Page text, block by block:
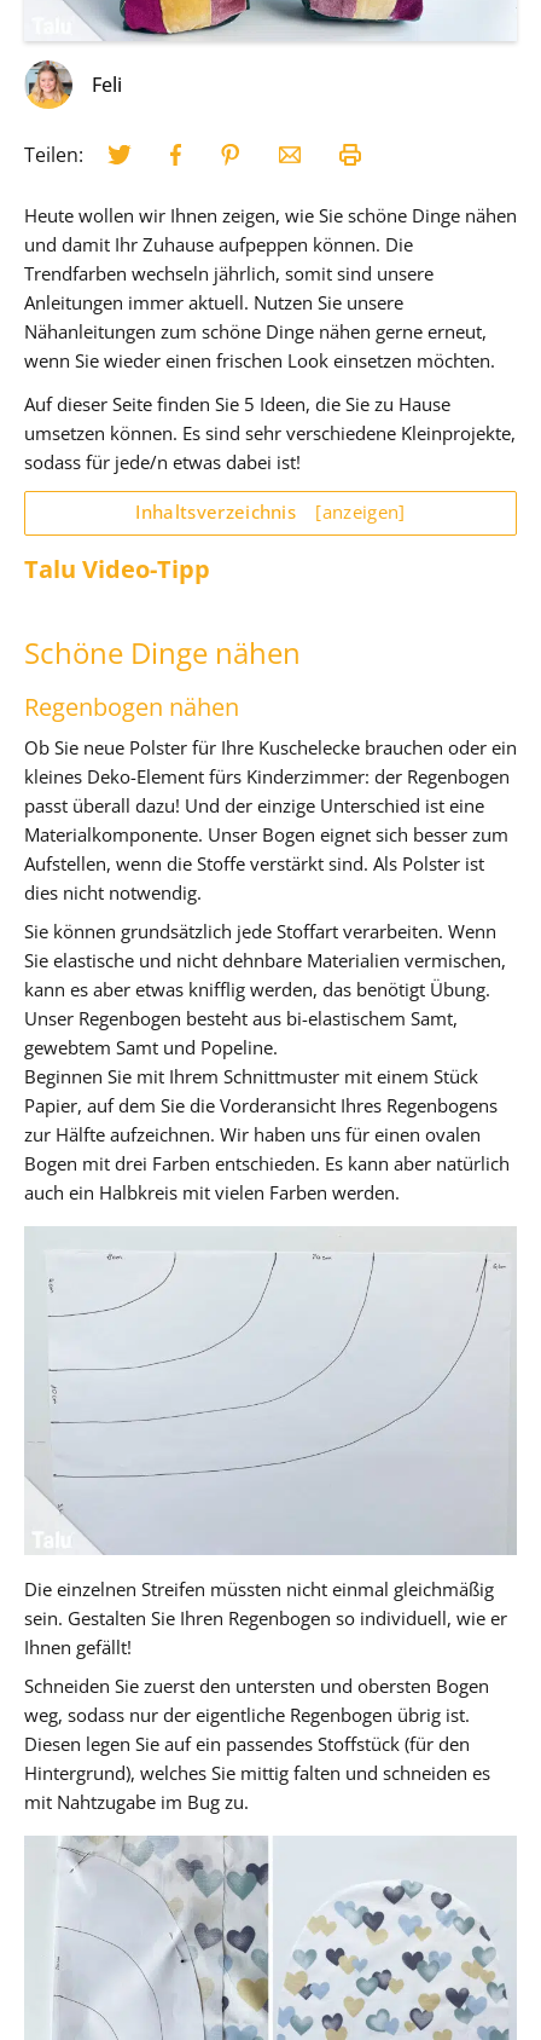
Feli
Teilen:
Heute wollen wir Ihnen zeigen, wie Sie schöne Dinge nähen
und damit Ihr Zuhause aufpeppen können. Die
Trendfarben wechseln jährlich, somit sind unsere
Anleitungen immer aktuell. Nutzen Sie unsere
Nähanleitungen zum schöne Dinge nähen gerne erneut,
wenn Sie wieder einen frischen Look einsetzen möchten.
Auf dieser Seite finden Sie 5 Ideen, die Sie zu Hause
umsetzen können. Es sind sehr verschiedene Kleinprojekte,
sodass für jede/n etwas dabei ist!
Inhaltsverzeichnis [anzeigen]
Talu Video-Tipp
Schöne Dinge nähen
Regenbogen nähen
Ob Sie neue Polster für Ihre Kuschelecke brauchen oder ein
kleines Deko-Element fürs Kinderzimmer: der Regenbogen
passt überall dazu! Und der einzige Unterschied ist eine
Materialkomponente. Unser Bogen eignet sich besser zum
Aufstellen, wenn die Stoffe verstärkt sind. Als Polster ist
dies nicht notwendig.
Sie können grundsätzlich jede Stoffart verarbeiten. Wenn
Sie elastische und nicht dehnbare Materialien vermischen,
kann es aber etwas knifflig werden, das benötigt Übung.
Unser Regenbogen besteht aus bi-elastischem Samt,
gewebtem Samt und Popeline.
Beginnen Sie mit Ihrem Schnittmuster mit einem Stück
Papier, auf dem Sie die Vorderansicht Ihres Regenbogens
zur Hälfte aufzeichnen. Wir haben uns für einen ovalen
Bogen mit drei Farben entschieden. Es kann aber natürlich
auch ein Halbkreis mit vielen Farben werden.
Die einzelnen Streifen müssten nicht einmal gleichmäßig
sein. Gestalten Sie Ihren Regenbogen so individuell, wie er
Ihnen gefällt!
Schneiden Sie zuerst den untersten und obersten Bogen
weg, sodass nur der eigentliche Regenbogen übrig ist.
Diesen legen Sie auf ein passendes Stoffstück (für den
Hintergrund), welches Sie mittig falten und schneiden es
mit Nahtzugabe im Bug zu.